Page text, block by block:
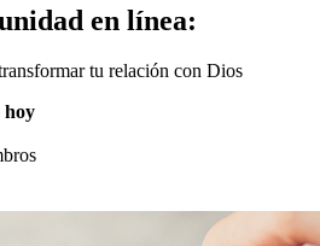
en línea:
tu relación con Dios
hoy